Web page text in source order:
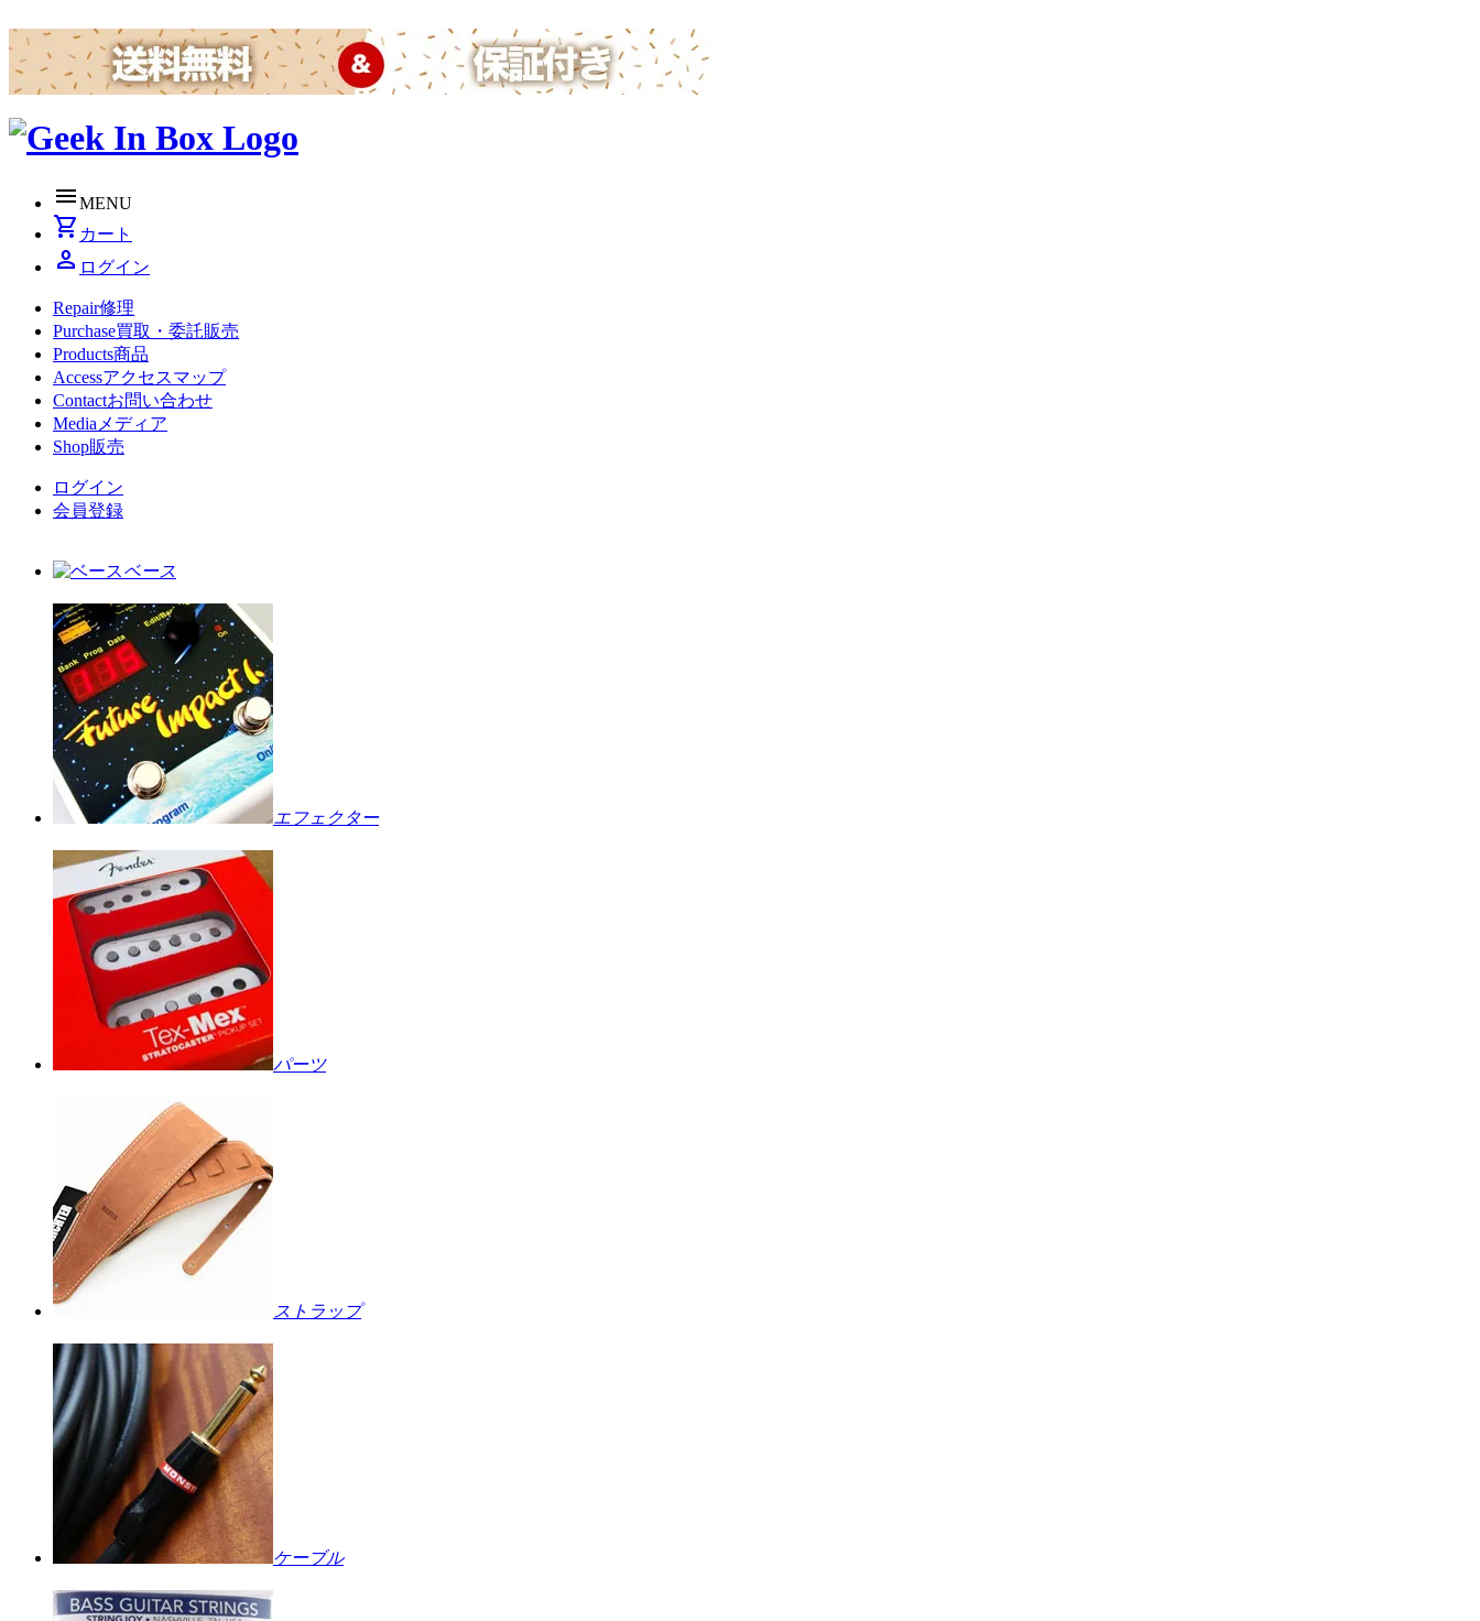
menuMENU
shopping_cart カート
person ログイン
Repair修理
Purchase買取・委託販売
Products商品
Accessアクセスマップ
Contactお問い合わせ
Media メディア
Shop販売
ログイン
会員登録
ベース
エフェクター
パーツ
ストラップ
ケーブル